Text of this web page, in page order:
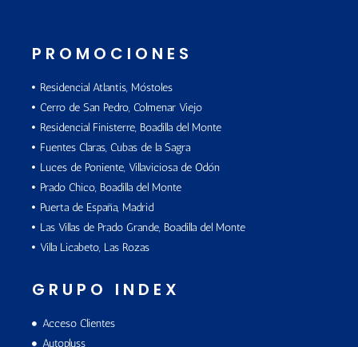
PROMOCIONES
Residencial Atlantis, Móstoles
Cerro de San Pedro, Colmenar Viejo
Residencial Finisterre, Boadilla del Monte
Fuentes Claras, Cubas de la Sagra
Luces de Poniente, Villaviciosa de Odón
Prado Chico, Boadilla del Monte
Puerta de España, Madrid
Las Villas de Prado Grande, Boadilla del Monte
Villa Licabeto, Las Rozas
GRUPO INDEX
Acceso Clientes
Autopluss